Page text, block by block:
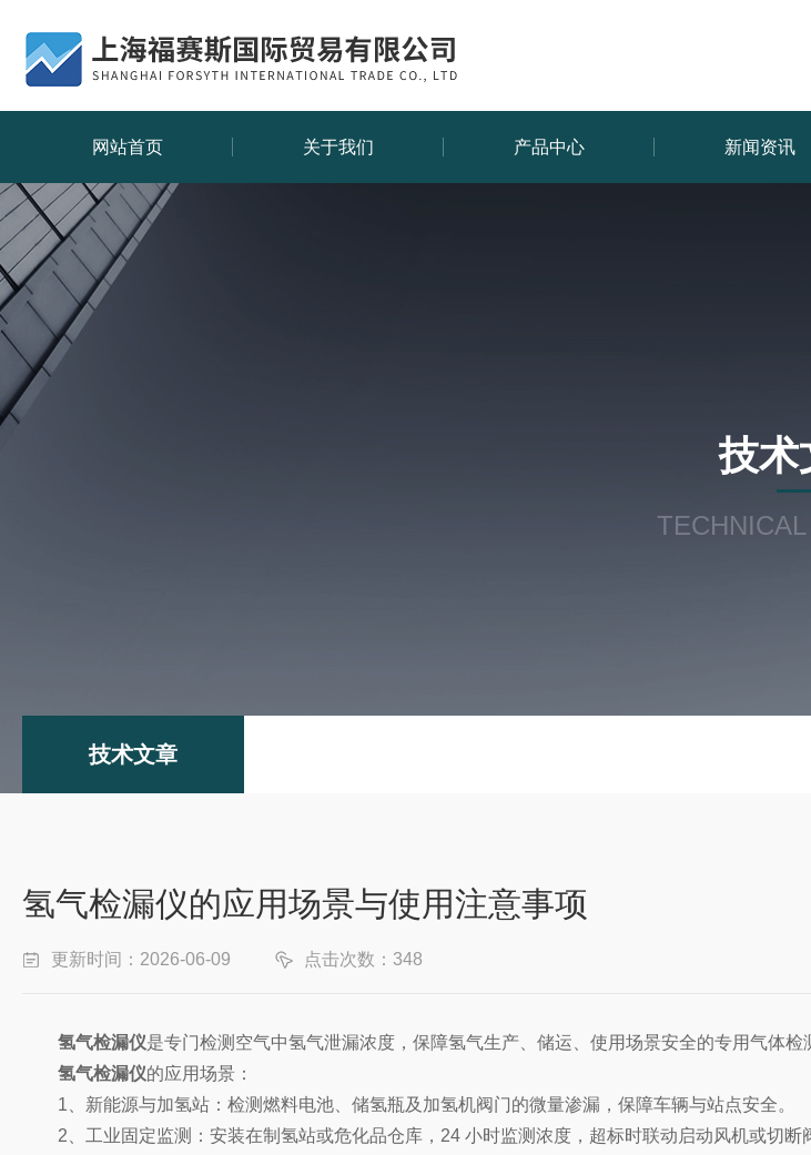
网站首页 关于我们 产品中心 新闻资讯
技术
技术文章
氢气检漏仪的应用场景与使用注意事项
更新时间：2026-06-09 点击次数：348
‌氢气检漏仪是专门检测空气中氢气泄漏浓度，保障氢气生产、储运、使用场景安全的专用气体
‌氢气检漏仪的应用场景：
1、新能源与加氢站：检测燃料电池、储氢瓶及加氢机阀门的微量渗漏，保障车辆与站点安全。
2、工业固定监测：安装在制氢站或危化品仓库，24 小时监测浓度，超标时联动启动风机或切断